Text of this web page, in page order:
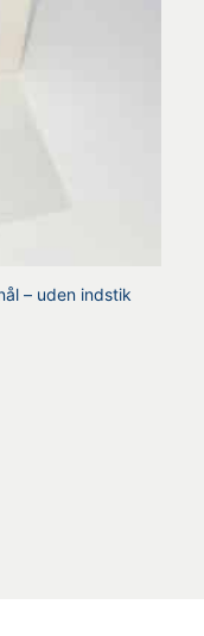
– uden indstik